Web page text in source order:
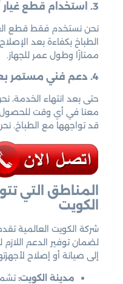
3. استخدام قطع غيار أصلية
نحن نستخدم فقط قطع
الطباخ بكفاءة بعد
ممتازًا وطول عمر للجهاز.
4. دعم فني مستمر بعد الخدمة
حتى بعد انتهاء الخدمة،
معنا في أي وقت للحصول
قد تواجهها مع الطباخ.
المناطق التي
الكويت
شركة الكويت العالمية
لضمان توفير الدعم
إلى صيانة أو إصلاح
مدينة الكويت: